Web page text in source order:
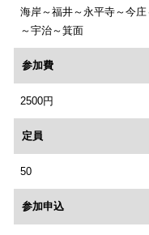
海岸～福井～永平寺～今
～宇治～箕面
参加費
2500円
定員
50
参加申込